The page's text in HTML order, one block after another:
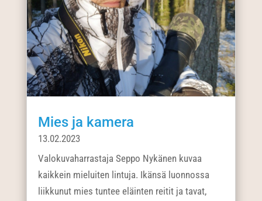
Mies ja kamera
13.02.2023
Valokuvaharrastaja Seppo Nykänen kuvaa
kaikkein mieluiten lintuja. Ikänsä luonnossa
liikkunut mies tuntee eläinten reitit ja tavat,